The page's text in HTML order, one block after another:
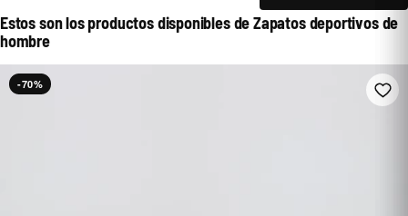
Estos son los productos disponibles de Zapatos deportivos de
hombre
-70%